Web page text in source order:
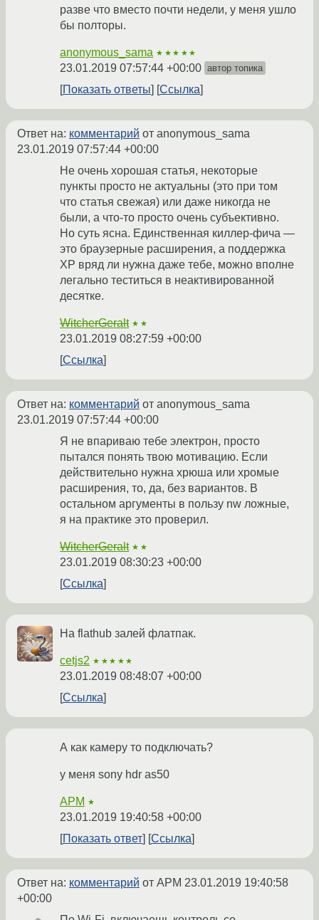
разве что вместо почти недели, у меня ушло
бы полторы.
anonymous_sama ★★★★★
23.01.2019 07:57:44 +00:00 автор топика
Показать ответы Ссылка
Ответ на: комментарий от anonymous_sama
23.01.2019 07:57:44 +00:00
Не очень хорошая статья, некоторые
пункты просто не актуальны (это при том
что статья свежая) или даже никогда не
были, а что-то просто очень субъективно.
Но суть ясна. Единственная киллер-фича —
это браузерные расширения, а поддержка
XP вряд ли нужна даже тебе, можно вполне
легально теститься в неактивированной
десятке.
WitcherGeralt ★★
23.01.2019 08:27:59 +00:00
Ссылка
Ответ на: комментарий от anonymous_sama
23.01.2019 07:57:44 +00:00
Я не впариваю тебе электрон, просто
пытался понять твою мотивацию. Если
действительно нужна хрюша или хромые
расширения, то, да, без вариантов. В
остальном аргументы в пользу nw ложные,
я на практике это проверил.
WitcherGeralt ★★
23.01.2019 08:30:23 +00:00
Ссылка
На flathub залей флатпак.
cetjs2 ★★★★★
23.01.2019 08:48:07 +00:00
Ссылка
А как камеру то подключать?
у меня sony hdr as50
APM ★
23.01.2019 19:40:58 +00:00
Показать ответ
Ссылка
Ответ на: комментарий от APM 23.01.2019 19:40:58
+00:00